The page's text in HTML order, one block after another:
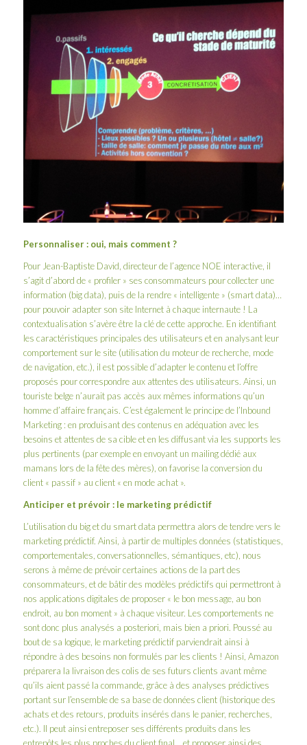
Personnaliser : oui, mais comment ?
Pour Jean-Baptiste David, directeur de l’agence NOE interactive, il
s’agit d’abord de « profiler » ses consommateurs pour collecter une
information (big data), puis de la rendre « intelligente » (smart data)…
pour pouvoir adapter son site Internet à chaque internaute ! La
contextualisation s’avère être la clé de cette approche. En identifiant
les caractéristiques principales des utilisateurs et en analysant leur
comportement sur le site (utilisation du moteur de recherche, mode
de navigation, etc.), il est possible d’adapter le contenu et l’offre
proposés pour correspondre aux attentes des utilisateurs. Ainsi, un
touriste belge n’aurait pas accès aux mêmes informations qu’un
homme d’affaire français. C’est également le principe de l’Inbound
Marketing : en produisant des contenus en adéquation avec les
besoins et attentes de sa cible et en les diffusant via les supports les
plus pertinents (par exemple en envoyant un mailing dédié aux
mamans lors de la fête des mères), on favorise la conversion du
client « passif » au client « en mode achat ».
Anticiper et prévoir : le marketing prédictif
L’utilisation du big et du smart data permettra alors de tendre vers le
marketing prédictif. Ainsi, à partir de multiples données (statistiques,
comportementales, conversationnelles, sémantiques, etc), nous
serons à même de prévoir certaines actions de la part des
consommateurs, et de bâtir des modèles prédictifs qui permettront à
nos applications digitales de proposer « le bon message, au bon
endroit, au bon moment » à chaque visiteur. Les comportements ne
sont donc plus analysés a posteriori, mais bien a priori. Poussé au
bout de sa logique, le marketing prédictif parviendrait ainsi à
répondre à des besoins non formulés par les clients ! Ainsi, Amazon
préparera la livraison des colis de ses futurs clients avant même
qu’ils aient passé la commande, grâce à des analyses prédictives
portant sur l’ensemble de sa base de données client (historique des
achats et des retours, produits insérés dans le panier, recherches,
etc.). Il peut ainsi entreposer ses différents produits dans les